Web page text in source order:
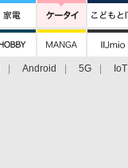
Android 5G IoT